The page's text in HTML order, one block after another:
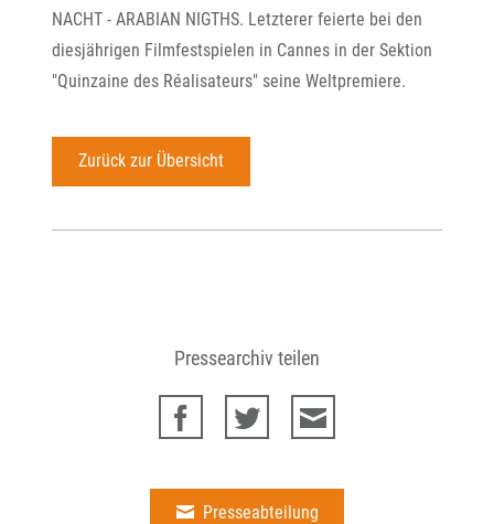
NACHT - ARABIAN NIGTHS. Letzterer feierte bei den
diesjährigen Filmfestspielen in Cannes in der Sektion
"Quinzaine des Réalisateurs" seine Weltpremiere.
Zurück zur Übersicht
Pressearchiv teilen
Presseabteilung